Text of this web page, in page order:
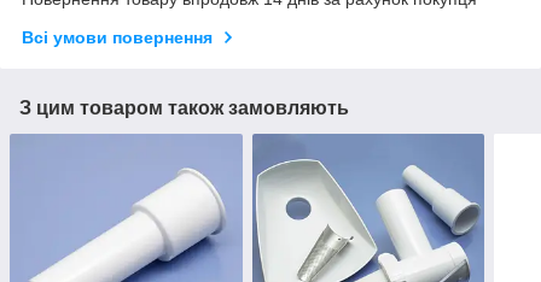
Всі умови повернення
З цим товаром також замовляють